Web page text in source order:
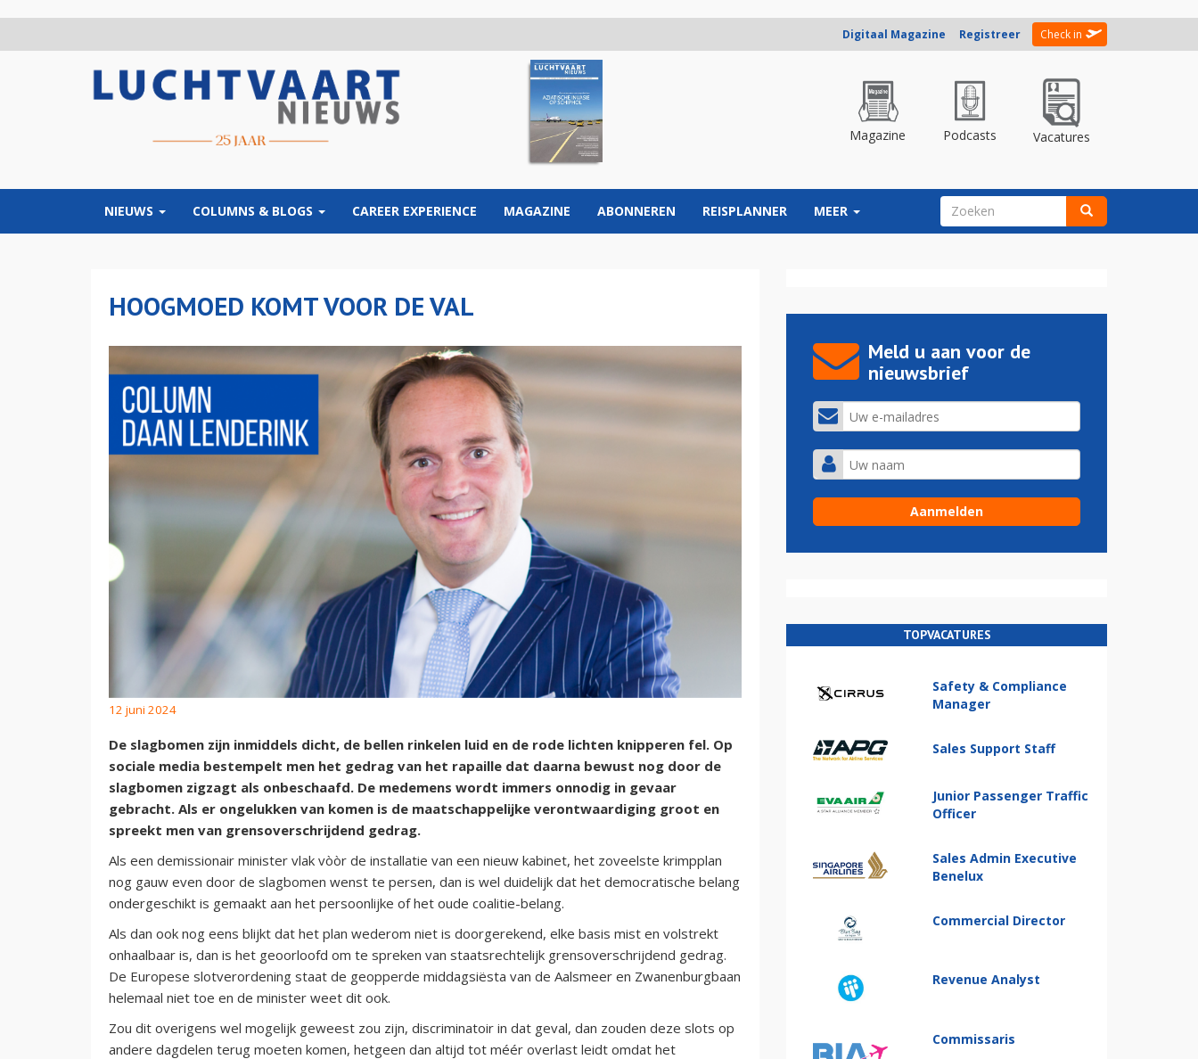
Digitaal Magazine Registreer Check in
Magazine Podcasts Vacatures
NIEUWS COLUMNS & BLOGS CAREER EXPERIENCE MAGAZINE ABONNEREN REISPLANNER MEER ZOEKVELD
HOOGMOED KOMT VOOR DE VAL
12 juni 2024
De slagbomen zijn inmiddels dicht, de bellen rinkelen luid en de rode lichten knipperen fel. Op
sociale media bestempelt men het gedrag van het rapaille dat daarna bewust nog door de
slagbomen zigzagt als onbeschaafd. De medemens wordt immers onnodig in gevaar
gebracht. Als er ongelukken van komen is de maatschappelijke verontwaardiging groot en
spreekt men van grensoverschrijdend gedrag.
Als een demissionair minister vlak vòòr de installatie van een nieuw kabinet, het zoveelste krimpplan
nog gauw even door de slagbomen wenst te persen, dan is wel duidelijk dat het democratische belang
ondergeschikt is gemaakt aan het persoonlijke of het oude coalitie-belang.
Als dan ook nog eens blijkt dat het plan wederom niet is doorgerekend, elke basis mist en volstrekt
onhaalbaar is, dan is het geoorloofd om te spreken van staatsrechtelijk grensoverschrijdend gedrag.
De Europese slotverordening staat de geopperde middagsiësta van de Aalsmeer en Zwanenburgbaan
helemaal niet toe en de minister weet dit ook.
Zou dit overigens wel mogelijk geweest zou zijn, discriminatoir in dat geval, dan zouden deze slots op
andere dagdelen terug moeten komen, hetgeen dan altijd tot méér overlast leidt omdat het
Meld u aan voor de
nieuwsbrief
TOPVACATURES
Safety & Compliance
Manager
Sales Support Staff
Junior Passenger Traffic
Officer
Sales Admin Executive
Benelux
Commercial Director
Revenue Analyst
Commissaris